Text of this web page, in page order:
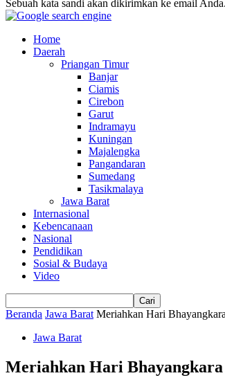
Sebuah kata sandi akan dikirimkan ke email Anda.
Home
Daerah
Priangan Timur
Banjar
Ciamis
Cirebon
Garut
Indramayu
Kuningan
Majalengka
Pangandaran
Sumedang
Tasikmalaya
Jawa Barat
Internasional
Kebencanaan
Nasional
Pendidikan
Sosial & Budaya
Video
Beranda Jawa Barat Meriahkan Hari
Jawa Barat
Meriahkan Hari